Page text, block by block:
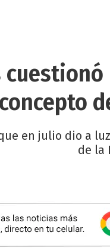
concepto
en julio dio a
de la